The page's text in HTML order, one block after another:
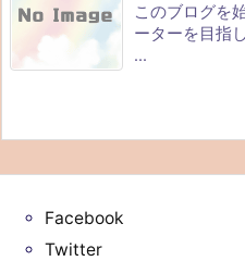
このブログを
ーターを目指
...
Facebook
Twitter